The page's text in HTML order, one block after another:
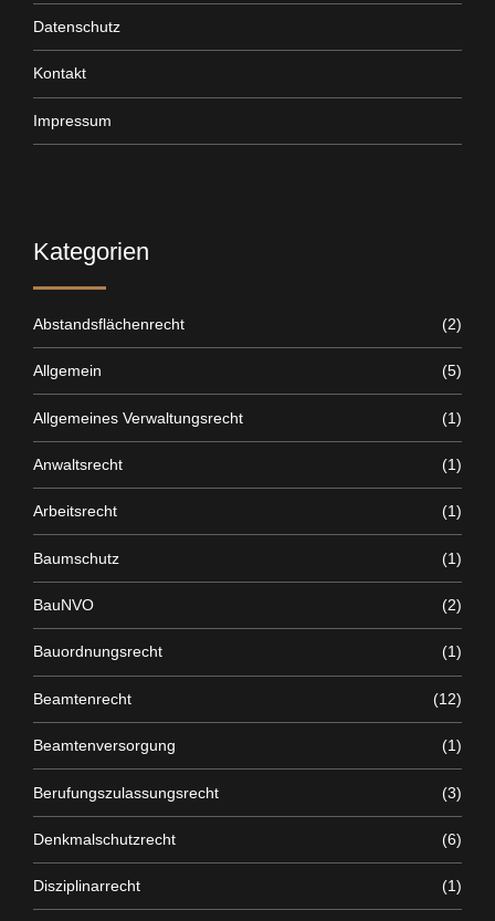
Datenschutz
Kontakt
Impressum
Kategorien
Abstandsflächenrecht (2)
Allgemein (5)
Allgemeines Verwaltungsrecht (1)
Anwaltsrecht (1)
Arbeitsrecht (1)
Baumschutz (1)
BauNVO (2)
Bauordnungsrecht (1)
Beamtenrecht (12)
Beamtenversorgung (1)
Berufungszulassungsrecht (3)
Denkmalschutzrecht (6)
Disziplinarrecht (1)